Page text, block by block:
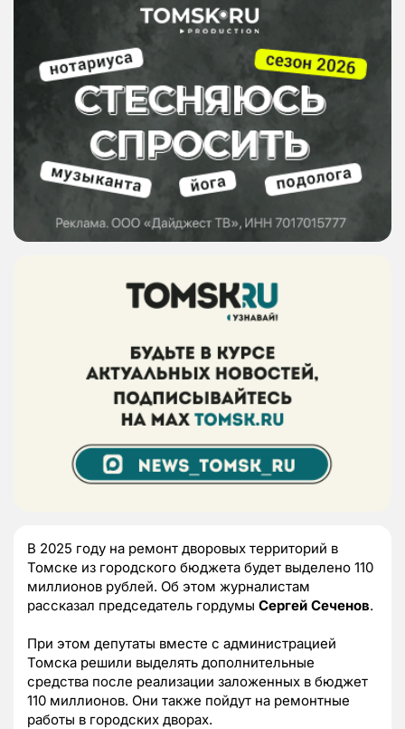
В 2025 году на ремонт дворовых территорий в
Томске из городского бюджета будет выделено 110
миллионов рублей. Об этом журналистам
рассказал председатель гордумы Сергей Сеченов.
При этом депутаты вместе с администрацией
Томска решили выделять дополнительные
средства после реализации заложенных в бюджет
110 миллионов. Они также пойдут на ремонтные
работы в городских дворах.